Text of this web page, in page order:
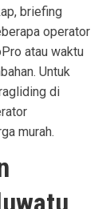
briefing
operator
atau waktu
Untuk
di
murah.